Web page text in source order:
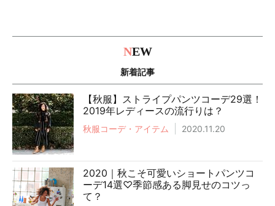
NEW
新着記事
【秋服】ストライプパンツコーデ29選！
2019年レディースの流行りは？
秋服コーデ・アイテム 2020.11.20
2020｜秋こそ可愛いショートパンツコ
ーデ14選♡季節感ある脚見せのコツっ
て？